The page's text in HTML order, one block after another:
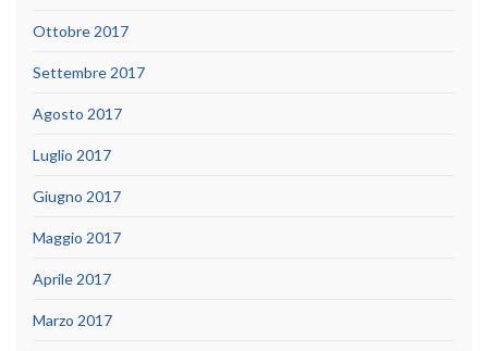
Ottobre 2017
Settembre 2017
Agosto 2017
Luglio 2017
Giugno 2017
Maggio 2017
Aprile 2017
Marzo 2017